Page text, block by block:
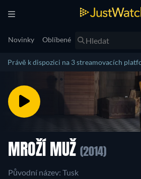
Novinky Oblíbené
Právě k dispozici na 3 streamovacích
MROŽÍ MUŽ (2014)
Původní název: Tusk